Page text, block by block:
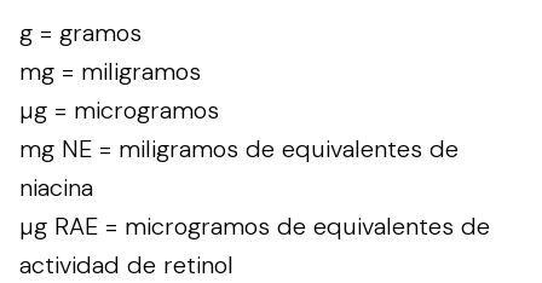
g = gramos
mg = miligramos
µg = microgramos
mg NE = miligramos de equivalentes de
niacina
µg RAE = microgramos de equivalentes de
actividad de retinol